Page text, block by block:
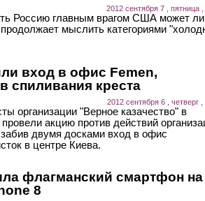
2012 сентября 7 , пятница ,
Россию главным врагом США может
продолжает мыслить категориями
вход в офис Femen,
спиливания креста
2012 сентября 6 , четверг ,
организации "Верное казачество" в
провели акцию против действий
двумя досками вход в офис
в центре Киева.
флагманский смартфон на
8